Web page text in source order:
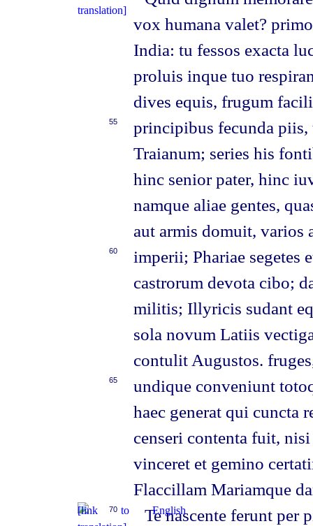
vox humana valet?
India: tu fessos exacta
proluis inque tuo
dives equis, frugum
55
principibus fecunda piis,
Traianum; series his
hinc senior pater, hinc
namque aliae gentes,
aut armis domuit, varios
60
imperii; Phariae segetes
castrorum devota cibo;
militis; Illyricis sudant
sola novum Latiis
contulit Augustos.
65
undique conveniunt
haec generat qui cuncta
censeri contenta fuit,
vinceret et gemino
Flaccillam Mariamque
70
Te nascente ferunt per